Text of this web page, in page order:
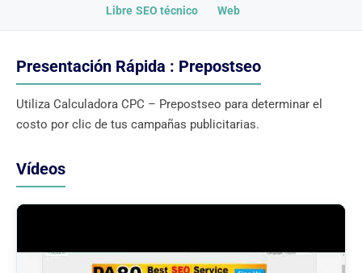
Libre SEO técnico Web
Presentación Rápida : Prepostseo
Utiliza Calculadora CPC – Prepostseo para determinar el
costo por clic de tus campañas publicitarias.
Vídeos